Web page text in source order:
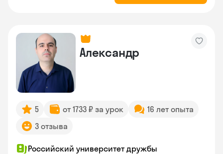
Александр
5 от 1733 ₽ за урок
16 лет опыта
3 отзыва
Российский университет дружбы